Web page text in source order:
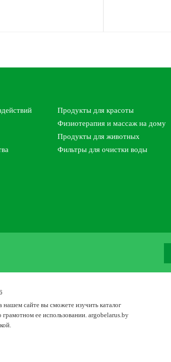
Продукты для красоты
Физиотерапия и массаж на дому
Продукты для животных
Фильтры для очистки воды
нашем сайте вы сможете изучить каталог
ее использовании. argobelarus.by